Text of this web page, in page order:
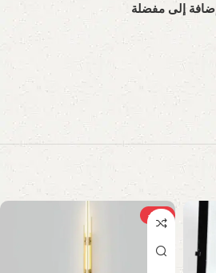
إضافة إلى مفضلة
-23%